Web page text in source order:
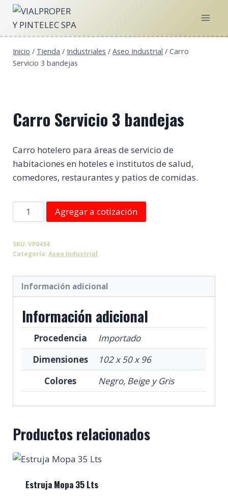
Saltar
contenido
Inicio / Tienda / Industriales / Aseo Industrial / Carro
Servicio 3 bandejas
Carro Servicio 3 bandejas
Carro hotelero para áreas de servicio de
habitaciones en hoteles e institutos de salud,
comedores, restaurantes y patios de comidas.
Carro
Servicio
bandejas
Agregar a cotización
SKU:VP0494
Categoría:Aseo Industrial
Información adicional
Información adicional
Procedencia
Importado
Dimensiones
102 x 50 x 96
Colores
Negro, Beige y Gris
Productos relacionados
Estruja Mopa 35 Lts